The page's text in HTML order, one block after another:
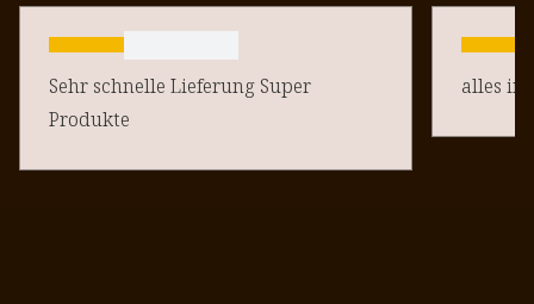
Sehr schnelle Lieferung Super
Produkte
alles in